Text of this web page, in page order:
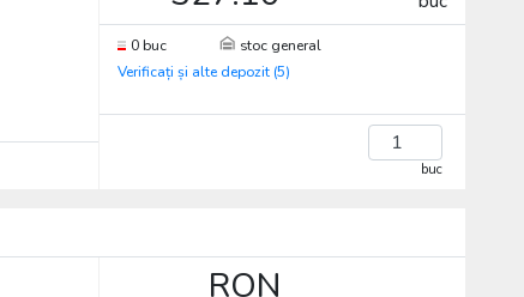
0 buc
stoc general
Verificați și alte depozit (5)
buc
RON